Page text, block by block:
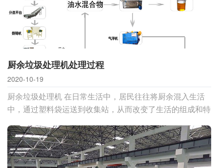
厨余垃圾处理机处理过程
2020-10-19
厨余垃圾处理机 在日常生活中，居民往往将厨余混入生活
中，通过塑料袋运送到收集站，从而改变了生活的组成和特
高、有机